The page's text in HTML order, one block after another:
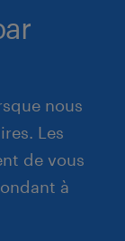
nous
Les
de vous
à